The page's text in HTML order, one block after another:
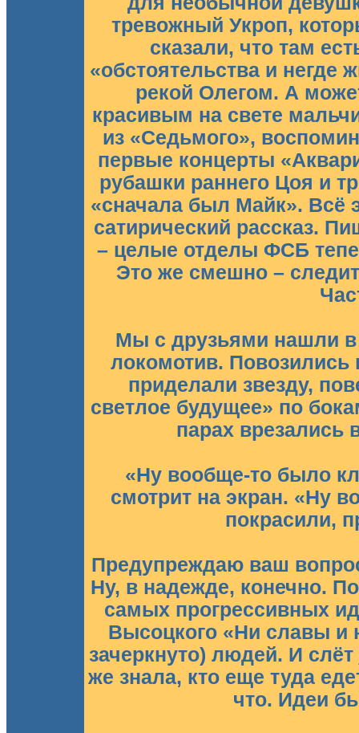
тревожный Укроп,
сказали, что там
«обстоятельства и негде
рекой Олегом. А
красивым на свете
из «Седьмого»,
первые концерты
рубашки раннего Цоя и
«сначала был Майк». Всё
сатирический рассказ.
– целые отделы ФСБ
Это же смешно –
Мы с друзьями нашли
локомотив. Повозились
приделали звезду,
светлое будущее» по
парах врезались
«Ну вообще-то было
смотрит на экран. «Ну
покрасили,
Предупреждаю ваш
Ну, в надежде, конечно.
самых прогрессивных
Высоцкого «Ни славы и
зачеркнуто) людей. И слёт
же знала, кто еще туда
что. Идеи